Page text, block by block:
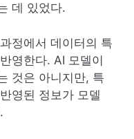
데 있었다.
정에서 데이터의 특
영한다. AI 모델이
것은 아니지만, 특
영된 정보가 모델